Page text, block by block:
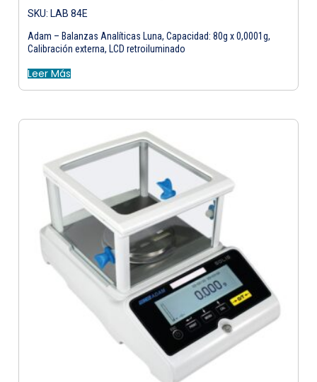
SKU: LAB 84E
Adam – Balanzas Analíticas Luna, Capacidad: 80g x 0,0001g,
Calibración externa, LCD retroiluminado
Leer Más